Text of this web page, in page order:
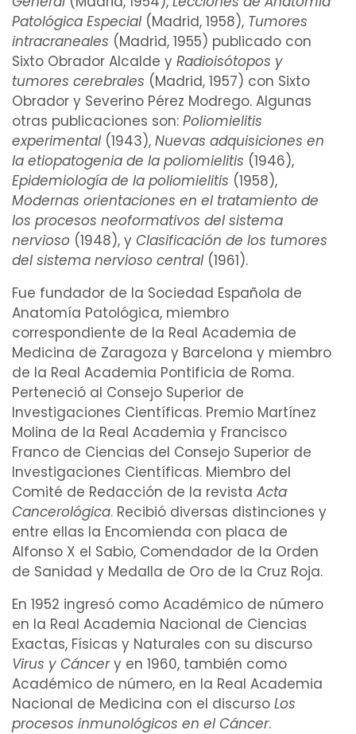
Patológica Especial (Madrid, 1958), Tumores
intracraneales (Madrid, 1955) publicado con
Sixto Obrador Alcalde y Radioisótopos y
tumores cerebrales (Madrid, 1957) con Sixto
Obrador y Severino Pérez Modrego. Algunas
otras publicaciones son: Poliomielitis
experimental (1943), Nuevas adquisiciones en
la etiopatogenia de la poliomielitis (1946),
Epidemiología de la poliomielitis (1958),
Modernas orientaciones en el tratamiento de
los procesos neoformativos del sistema
nervioso (1948), y Clasificación de los tumores
del sistema nervioso central (1961).
Fue fundador de la Sociedad Española de
Anatomía Patológica, miembro
correspondiente de la Real Academia de
Medicina de Zaragoza y Barcelona y miembro
de la Real Academia Pontificia de Roma.
Perteneció al Consejo Superior de
Investigaciones Científicas. Premio Martínez
Molina de la Real Academia y Francisco
Franco de Ciencias del Consejo Superior de
Investigaciones Científicas. Miembro del
Comité de Redacción de la revista Acta
Cancerológica. Recibió diversas distinciones y
entre ellas la Encomienda con placa de
Alfonso X el Sabio, Comendador de la Orden
de Sanidad y Medalla de Oro de la Cruz Roja.
En 1952 ingresó como Académico de número
en la Real Academia Nacional de Ciencias
Exactas, Físicas y Naturales con su discurso
Virus y Cáncery en 1960, también como
Académico de número, en la Real Academia
Nacional de Medicina con el discurso Los
procesos inmunológicos en el Cáncer.